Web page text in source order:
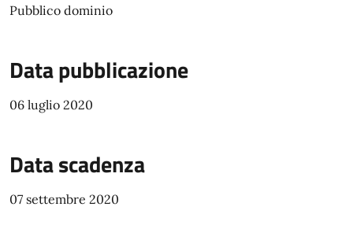
Pubblico dominio
Data pubblicazione
06 luglio 2020
Data scadenza
07 settembre 2020